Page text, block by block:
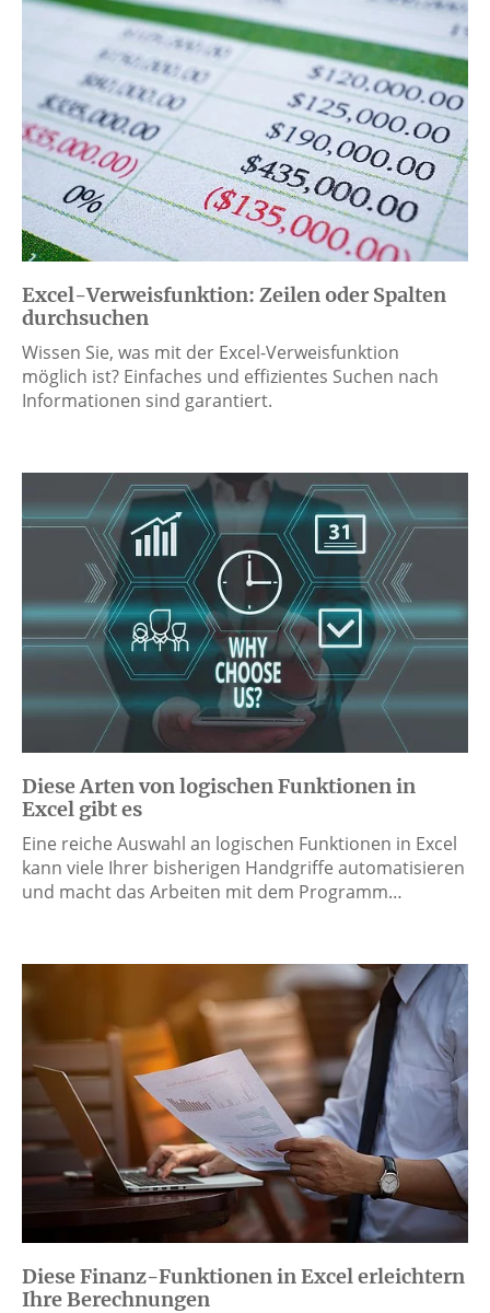
Excel-Verweisfunktion: Zeilen oder Spalten
durchsuchen
Wissen Sie, was mit der Excel-Verweisfunktion
möglich ist? Einfaches und effizientes Suchen nach
Informationen sind garantiert.
Diese Arten von logischen Funktionen in
Excel gibt es
Eine reiche Auswahl an logischen Funktionen in Excel
kann viele Ihrer bisherigen Handgriffe automatisieren
und macht das Arbeiten mit dem Programm…
Diese Finanz-Funktionen in Excel erleichtern
Ihre Berechnungen